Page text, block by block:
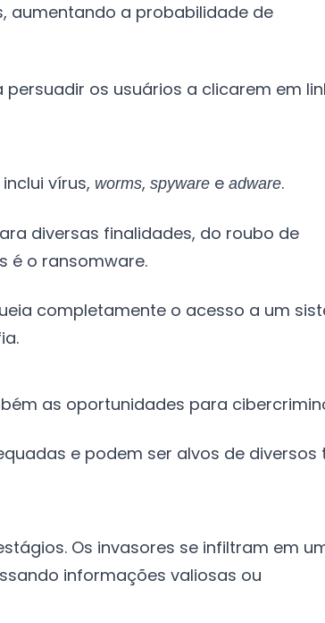
aumentando a probabilidade de
os usuários a clicarem em
vírus, worms,spyware eadware.
diversas finalidades, do roubo de
é o ransomware.
completamente o acesso a um
as oportunidades para
e podem ser alvos de diversos
Os invasores se infiltram em
informações valiosas ou